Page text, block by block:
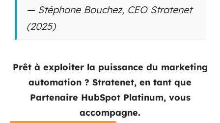
— Stéphane Bouchez, CEO Stratenet
(2025)
Prêt à exploiter la puissance du marketing
automation ? Stratenet, en tant que
Partenaire HubSpot Platinum, vous
accompagne.